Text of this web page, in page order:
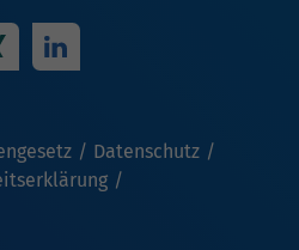
Datenschutz